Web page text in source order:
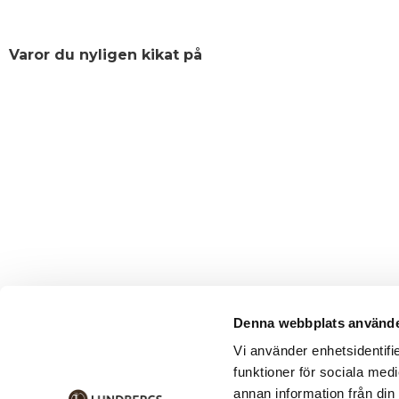
Denna webbplats
Vi använder
funktioner för sociala
annan information från
Varor du nyligen kikat på